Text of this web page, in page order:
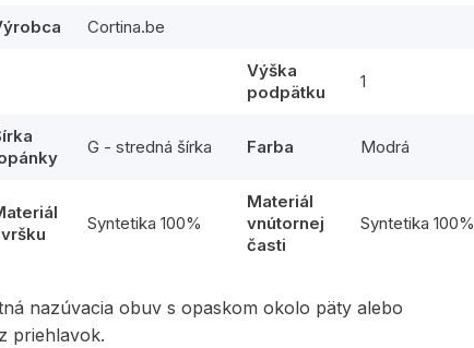
Cortina.be
Výška
podpätku
1
G - stredná šírka Farba Modrá
Syntetika 100%
Materiál
vnútornej
časti
Syntetika 100%
nazúvacia obuv s opaskom okolo päty alebo
priehlavok.